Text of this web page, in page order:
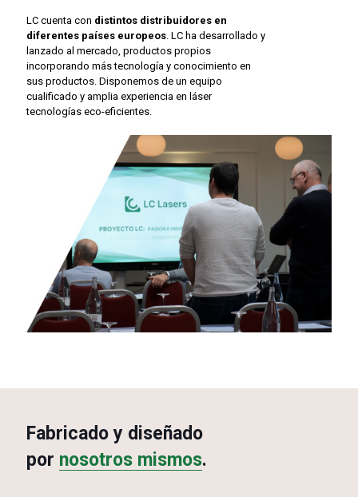
LC cuenta con distintos distribuidores en
diferentes países europeos . LC ha desarrollado y
lanzado al mercado, productos propios
incorporando más tecnología y conocimiento en
sus productos. Disponemos de un equipo
cualificado y amplia experiencia en láser
tecnologías eco-eficientes.
Fabricado y diseñado
por nosotros mismos.